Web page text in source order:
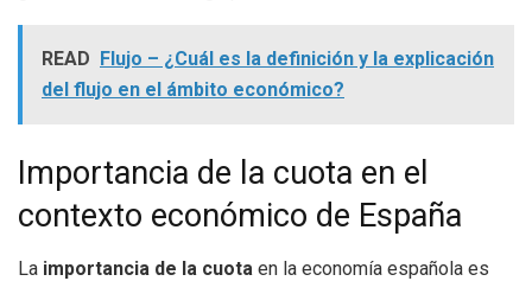
READ
Flujo – ¿Cuál es la definición y la explicación
del flujo en el ámbito económico?
Importancia de la cuota en el
contexto económico de España
La importancia de la cuota en la economía española es